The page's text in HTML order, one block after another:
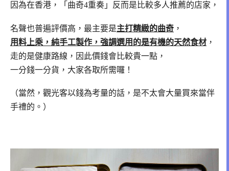
因為在香港，「曲奇4重奏」反而是比較多人推薦的店家，
名聲也普遍評價高，最主要是主打精緻的曲奇 ，
用料上乘，純手工製作，強調選用的是有機的天然食材 ，
走的是健康路線，因此價錢會比較貴一點，
一分錢一分貨，大家各取所需囉！
（當然，觀光客以錢為考量的話，是不太會大量買來當伴
手禮的。）